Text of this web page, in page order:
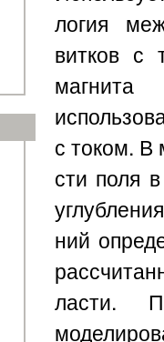
логия
витков с
магнита
с током. В
сти поля
ний
ласти.